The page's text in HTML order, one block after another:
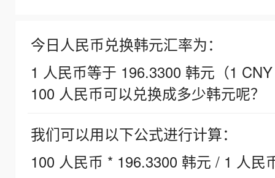
今日人民币兑换韩元汇率为：
1 人民币等于 196.3300 韩元（1
100 人民币可以兑换成多少韩元呢？
我们可以用以下公式进行计算：
100 人民币 * 196.3300 韩元 / 1 人民